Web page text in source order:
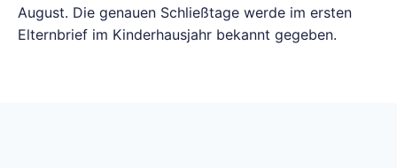
August. Die genauen Schließtage werde im ersten
Elternbrief im Kinderhausjahr bekannt gegeben.